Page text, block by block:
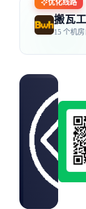
优化线路
搬瓦工
15 个机